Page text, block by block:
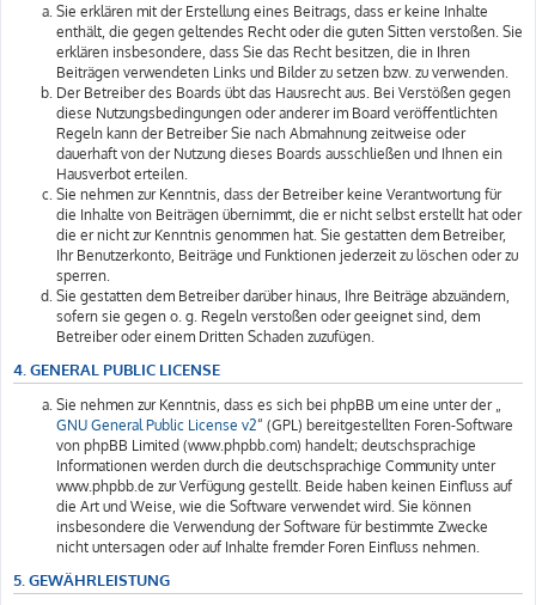
Sie erklären mit der Erstellung eines Beitrags, dass er keine Inhalte
enthält, die gegen geltendes Recht oder die guten Sitten verstoßen. Sie
erklären insbesondere, dass Sie das Recht besitzen, die in Ihren
Beiträgen verwendeten Links und Bilder zu setzen bzw. zu verwenden.
Der Betreiber des Boards übt das Hausrecht aus. Bei Verstößen gegen
diese Nutzungsbedingungen oder anderer im Board veröffentlichten
Regeln kann der Betreiber Sie nach Abmahnung zeitweise oder
dauerhaft von der Nutzung dieses Boards ausschließen und Ihnen ein
Hausverbot erteilen.
Sie nehmen zur Kenntnis, dass der Betreiber keine Verantwortung für
die Inhalte von Beiträgen übernimmt, die er nicht selbst erstellt hat oder
die er nicht zur Kenntnis genommen hat. Sie gestatten dem Betreiber,
Ihr Benutzerkonto, Beiträge und Funktionen jederzeit zu löschen oder zu
sperren.
Sie gestatten dem Betreiber darüber hinaus, Ihre Beiträge abzuändern,
sofern sie gegen o. g. Regeln verstoßen oder geeignet sind, dem
Betreiber oder einem Dritten Schaden zuzufügen.
4. GENERAL PUBLIC LICENSE
Sie nehmen zur Kenntnis, dass es sich bei phpBB um eine unter der „
GNU General Public License v2“ (GPL) bereitgestellten Foren-Software
von phpBB Limited (www.phpbb.com) handelt; deutschsprachige
Informationen werden durch die deutschsprachige Community unter
www.phpbb.de zur Verfügung gestellt. Beide haben keinen Einfluss auf
die Art und Weise, wie die Software verwendet wird. Sie können
insbesondere die Verwendung der Software für bestimmte Zwecke
nicht untersagen oder auf Inhalte fremder Foren Einfluss nehmen.
5. GEWÄHRLEISTUNG